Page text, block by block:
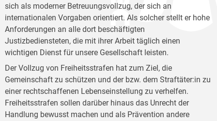
sich als moderner Betreuungsvollzug, der sich an
internationalen Vorgaben orientiert. Als solcher stellt er hohe
Anforderungen an alle dort beschäftigten
Justizbediensteten, die mit ihrer Arbeit täglich einen
wichtigen Dienst für unsere Gesellschaft leisten.
Der Vollzug von Freiheitsstrafen hat zum Ziel, die
Gemeinschaft zu schützen und der bzw. dem Straftäter:in zu
einer rechtschaffenen Lebenseinstellung zu verhelfen.
Freiheitsstrafen sollen darüber hinaus das Unrecht der
Handlung bewusst machen und als Prävention andere